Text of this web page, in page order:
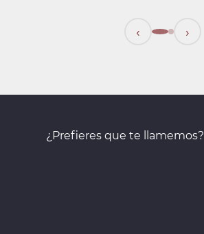
‹ ›
¿Prefieres que te llamemos?